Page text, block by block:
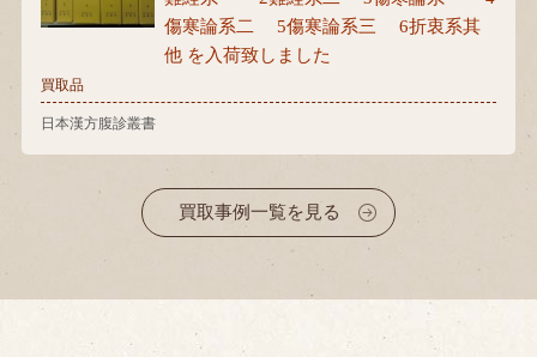
傷寒論系二 5傷寒論系三 6折衷系其
他 を入荷致しました
買取品
日本漢方腹診叢書
買取事例一覧を見る